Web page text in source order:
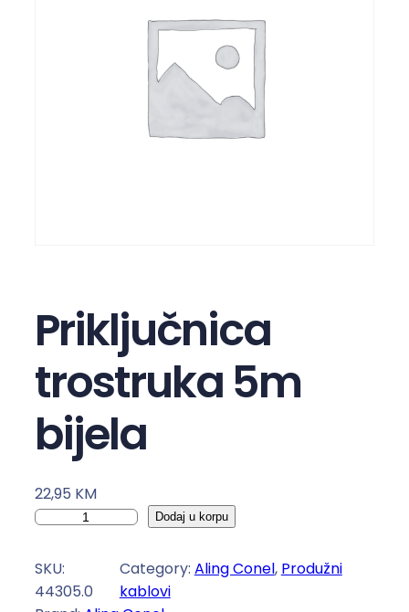
Priključnica
trostruka 5m
bijela
22,95 KM
P
i
k
l
Dodaj u korpu
SKU:
44305.0
Category: Aling Conel, Produžni
kablovi